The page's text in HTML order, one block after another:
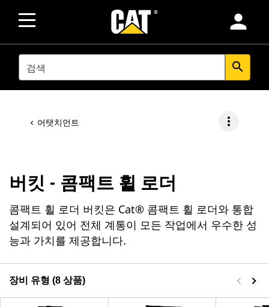
person
SEARCH search
어탯치먼트 more_vert
버킷 - 콤팩트 휠 로더
콤팩트 휠 로더 버킷은 Cat® 콤팩트 휠 로더와 통합
설계되어 있어 전체 계통이 모든 작업에서 우수한 성
능과 가치를 제공합니다.
장비 유형 (8 상품)